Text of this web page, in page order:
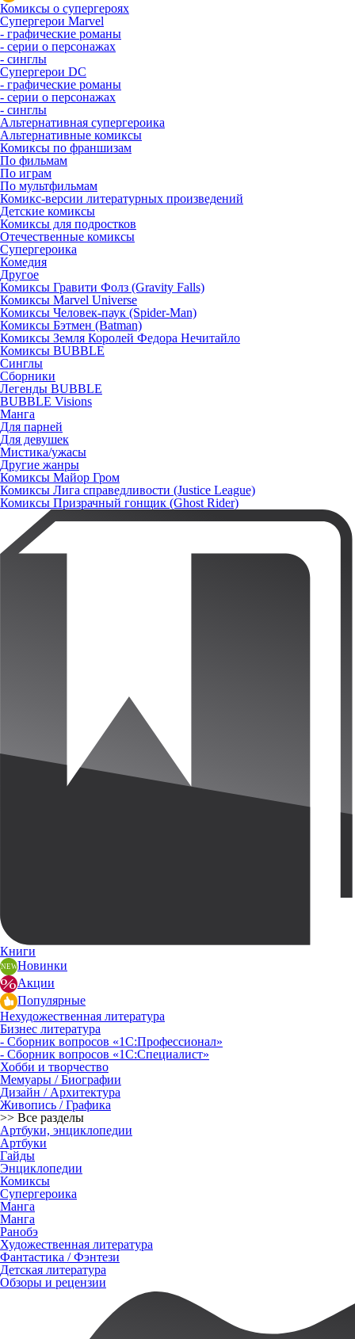
Комиксы о супергероях
Супергерои Marvel
- графические романы
- серии о персонажах
- синглы
Супергерои DC
- графические романы
- серии о персонажах
- синглы
Альтернативная супергероика
Альтернативные комиксы
Комиксы по франшизам
По фильмам
По играм
По мультфильмам
Комикс-версии литературных произведений
Детские комиксы
Комиксы для подростков
Отечественные комиксы
Супергероика
Комедия
Другое
Комиксы Гравити Фолз (Gravity Falls)
Комиксы Marvel Universe
Комиксы Человек-паук (Spider-Man)
Комиксы Бэтмен (Batman)
Комиксы Земля Королей Федора Нечитайло
Комиксы BUBBLE
Синглы
Сборники
Легенды BUBBLE
BUBBLE Visions
Манга
Для парней
Для девушек
Мистика/ужасы
Другие жанры
Комиксы Майор Гром
Комиксы Лига справедливости (Justice League)
Комиксы Призрачный гонщик (Ghost Rider)
Книги
Новинки
Акции
Популярные
Нехудожественная литература
Бизнес литература
- Сборник вопросов «1С:Профессионал»
- Сборник вопросов «1С:Специалист»
Хобби и творчество
Мемуары / Биографии
Дизайн / Архитектура
Живопись / Графика
>> Все разделы
Артбуки, энциклопедии
Артбуки
Гайды
Энциклопедии
Комиксы
Супергероика
Манга
Манга
Ранобэ
Художественная литература
Фантастика / Фэнтези
Детская литература
Обзоры и рецензии